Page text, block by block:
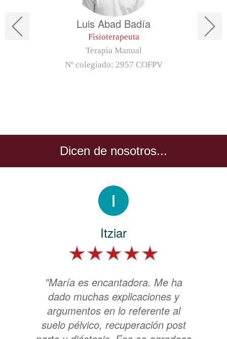
Luis Abad Badía
Fisioterapeuta
Terapia Manual
Nº colegiado: 2957 COFPV
Dicen de nosotros...
Itziar
"María es encantadora. Me ha
dado muchas explicaciones y
argumentos en lo referente al
suelo pélvico, recuperación post